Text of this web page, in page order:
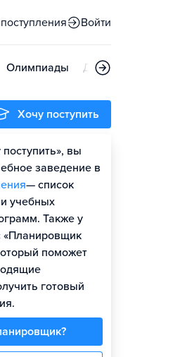
Войти
Олимпиады Дни открытых
Хочу поступить
вы
заведение в
— список
учебных
Также у
«Планировщик
поможет
готовый
Оценить шансы